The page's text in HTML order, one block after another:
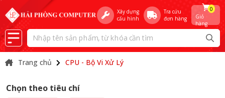
Xây dựng
cấu hình
Tra cứu
đơn hàng
Giỏ
hàng
0
Trang chủ CPU - Bộ Vi Xử Lý
Chọn theo tiêu chí